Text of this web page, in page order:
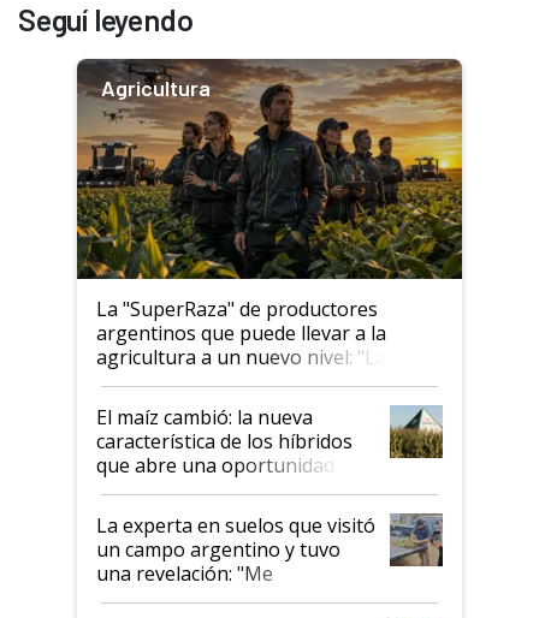
Seguí leyendo
Agricultura
La "SuperRaza" de productores
argentinos que puede llevar a la
agricultura a un nuevo nivel: "Las
posibilidades de crecimiento son
infinitas"
El maíz cambió: la nueva
característica de los híbridos
que abre una oportunidad en
el lote
La experta en suelos que visitó
un campo argentino y tuvo
una revelación: "Me
impresionó mucho"